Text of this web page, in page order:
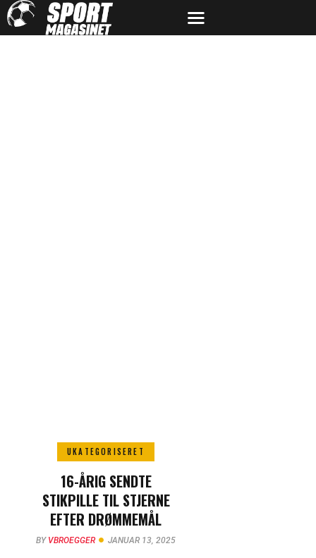
UKATEGORISERET
16-ÅRIG SENDTE
STIKPILLE TIL STJERNE
EFTER DRØMMEMÅL
BY VBROEGGER JANUAR 13, 2025